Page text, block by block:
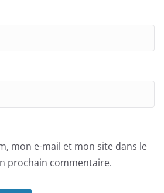
mon e-mail et mon site dans le
prochain commentaire.